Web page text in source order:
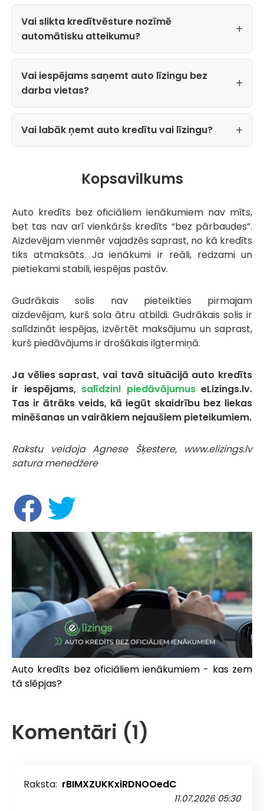
Vai slikta kredītvēsture nozīmē
automātisku atteikumu?
Vai iespējams saņemt auto līzingu bez
darba vietas?
Vai labāk ņemt auto kredītu vai līzingu?
Kopsavilkums
Auto kredīts bez oficiāliem ienākumiem nav mīts,
bet tas nav arī vienkāršs kredīts “bez pārbaudes”.
Aizdevējam vienmēr vajadzēs saprast, no kā kredīts
tiks atmaksāts. Ja ienākumi ir reāli, redzami un
pietiekami stabili, iespējas pastāv.
Gudrākais solis nav pieteikties pirmajam
aizdevējam, kurš sola ātru atbildi. Gudrākais solis ir
salīdzināt iespējas, izvērtēt maksājumu un saprast,
kurš piedāvājums ir drošākais ilgtermiņā.
Ja vēlies saprast, vai tavā situācijā auto kredīts
ir iespējams, salīdzini piedāvājumuseLizings.lv.
Tas ir ātrāks veids, kā iegūt skaidrību bez liekas
minēšanas un vairākiem nejaušiem pieteikumiem.
Rakstu veidoja Agnese Šķestere, www.elizings.lv
satura menedžere
Auto kredīts bez oficiāliem ienākumiem - kas zem
tā slēpjas?
Komentāri (1)
Raksta: rBIMXZUKKxiRDNOOedC
11.07.2026 05:30